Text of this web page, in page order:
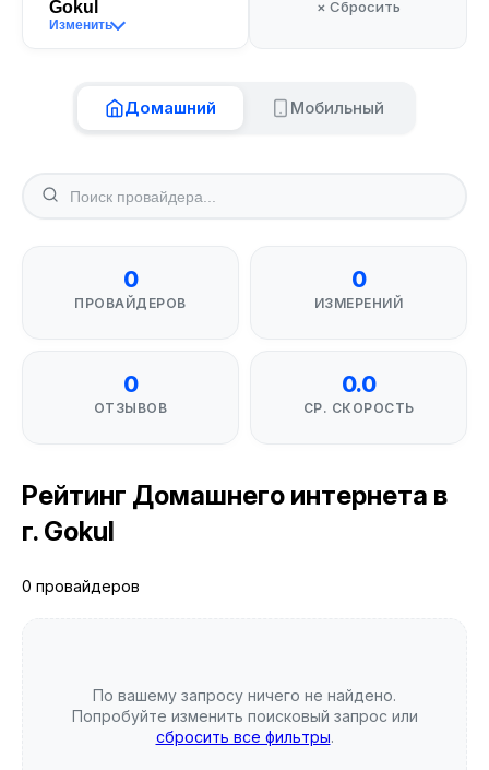
Gokul
Изменить
× Сбросить
Домашний Мобильный
0
ПРОВАЙДЕРОВ
0
ИЗМЕРЕНИЙ
0
ОТЗЫВОВ
0.0
СР. СКОРОСТЬ
Рейтинг Домашнего интернета в
г. Gokul
0 провайдеров
По вашему запросу ничего не найдено.
Попробуйте изменить поисковый запрос или
сбросить все фильтры.